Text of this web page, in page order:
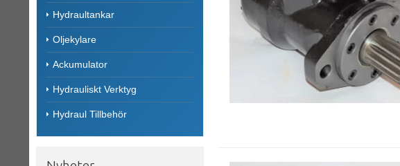
Hydraultankar
Oljekylare
Ackumulator
Hydrauliskt Verktyg
Hydraul Tillbehör